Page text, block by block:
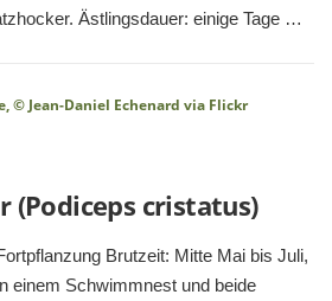
Ästlingsdauer: einige Tage …
(Podiceps cristatus)
Brutzeit: Mitte Mai bis Juli,
einem Schwimmnest und beide